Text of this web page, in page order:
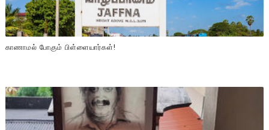
காணாமல் போகும் பிள்ளையார்கள்!